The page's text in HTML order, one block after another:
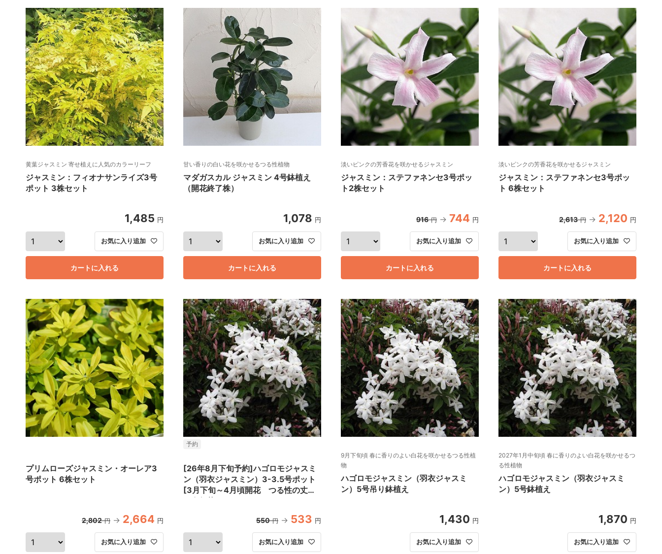
黄葉ジャスミン 寄せ植えに人気のカラーリーフ
ジャスミン：フィオナサンライズ3号
ポット 3株セット
1,485 円
お気に入り追加
カートに入れる
甘い香りの白い花を咲かせるつる性植物
マダガスカル ジャスミン 4号鉢植え
（開花終了株）
1,078 円
お気に入り追加
カートに入れる
淡いピンクの芳香花を咲かせるジャスミン
ジャスミン：ステファネンセ3号ポッ
ト2株セット
916 円 744 円
お気に入り追加
カートに入れる
淡いピンクの芳香花を咲かせるジャスミン
ジャスミン：ステファネンセ3号ポッ
ト 6株セット
2,613 円 2,120 円
お気に入り追加
カートに入れる
プリムローズジャスミン・オーレア3
号ポット 6株セット
2,802 円 2,664 円
お気に入り追加
予約
[26年8月下旬予約]ハゴロモジャスミ
ン（羽衣ジャスミン）3-3.5号ポット
[3月下旬～4月頃開花 つる性の丈夫
550 円 533 円
お気に入り追加
9月下旬頃 春に香りのよい白花を咲かせるつる性植
物
ハゴロモジャスミン（羽衣ジャスミ
ン）5号吊り鉢植え
1,430 円
お気に入り追加
2027年1月中旬頃 春に香りのよい白花を咲かせるつ
る性植物
ハゴロモジャスミン（羽衣ジャスミ
ン）5号鉢植え
1,870 円
お気に入り追加